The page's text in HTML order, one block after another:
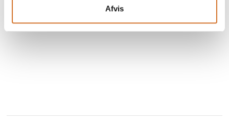
Afvis